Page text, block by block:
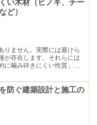
い木材（ヒノキ、チー
ど）
りません。実際には避けら
が存在します。それらには
に噛み砕きにくい性質」が
防ぐ建築設計と施工の